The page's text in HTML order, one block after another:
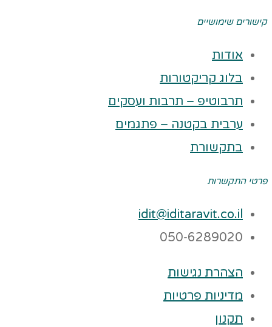
קישורים שימושיים
אודות
בלוג קריקטורות
תרבוטיפ – תרבות ועסקים
ערבית בקטנה – פתגמים
בתקשורת
פרטי התקשרות
idit@iditaravit.co.il
050-6289020
הצהרת נגישות
מדיניות פרטיות
תקנון